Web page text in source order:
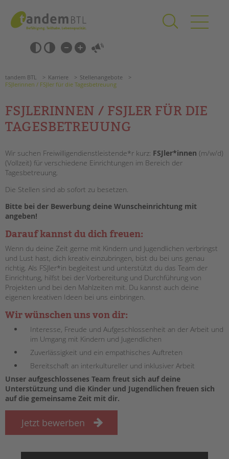
springen
Barrierefrei-
Einstellungen
überspringen
überspringen
KITA & FRÜHE HILFEN
SCHULE & GANZTAG
Grundschulen
Förderzentren
Kollegs
EFöB
Schulbezogene Sozialarbeit
Tagesgruppen
HILFEN ZUR ERZIEHUNG
EINGLIEDERUNGSHILFE
BETREUTES WOHNEN
TANDEM BTL AKADEMIE
Zertfikatskurse
Seminarräume
STADTTEILARBEIT
PROFIL | LEITBILD
Bereiche im Überblick
Kinder- und Jugendschutz
Unsere Videos
Gesellschafter VdK
Suchen
tandem BTL Karriere
Stellenangebote
FSJlerinnen / FSJler für die Tagesbetreuung
FSJLERINNEN / FSJLER FÜR DIE
TAGESBETREUUNG
Wir suchen Freiwilligendienstleistende*r kurz: FSJler*innen (m/w/d)
(Vollzeit) für verschiedene Einrichtungen im Bereich der
Tagesbetreuung.
Die Stellen sind ab sofort zu besetzen.
Bitte bei der Bewerbung deine Wunscheinrichtung mit
angeben!
Darauf kannst du dich freuen:
Wenn du deine Zeit gerne mit Kindern und Jugendlichen verbringst
und Lust hast, dich kreativ einzubringen, bist du bei uns genau
richtig. Als FSJler*in begleitest und unterstützt du das Team der
Einrichtung, hilfst bei der Vorbereitung und Durchführung von
Projekten und bei den Mahlzeiten mit. Du kannst auch deine
eigenen kreativen Ideen bei uns einbringen.
Wir wünschen uns von dir:
Interesse, Freude und Aufgeschlossenheit an der Arbeit und
im Umgang mit Kindern und Jugendlichen
Zuverlässigkeit und ein empathisches Auftreten
Bereitschaft an interkultureller und inklusiver Arbeit
Unser aufgeschlossenes Team freut sich auf deine
Unterstützung und die Kinder und Jugendlichen freuen sich
auf die gemeinsame Zeit mit dir.
Jetzt bewerben